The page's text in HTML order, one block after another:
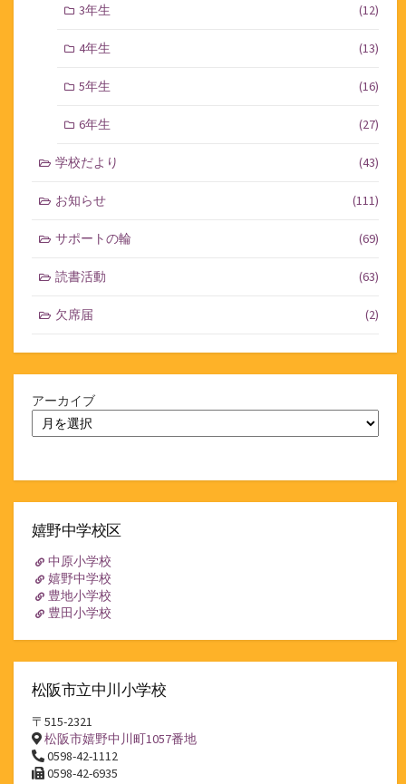
3年生 (12)
4年生 (13)
5年生 (16)
6年生 (27)
学校だより (43)
お知らせ (111)
サポートの輪 (69)
読書活動 (63)
欠席届 (2)
アーカイブ
嬉野中学校区
中原小学校
嬉野中学校
豊地小学校
豊田小学校
松阪市立中川小学校
〒515-2321
松阪市嬉野中川町1057番地
0598-42-1112
0598-42-6935